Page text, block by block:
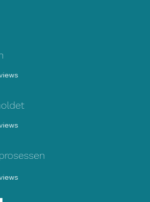
på 2 stemmer, Reviews
på 2 stemmer, Reviews
på 2 stemmer, Reviews